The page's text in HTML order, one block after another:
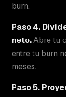
burn.
Paso 4.
neto.Abre tu
entre tu burn
meses.
Paso 5.